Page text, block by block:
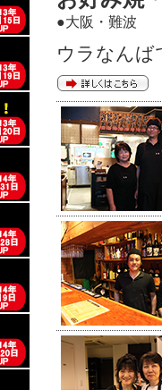
●大阪・難波
ウラなんば